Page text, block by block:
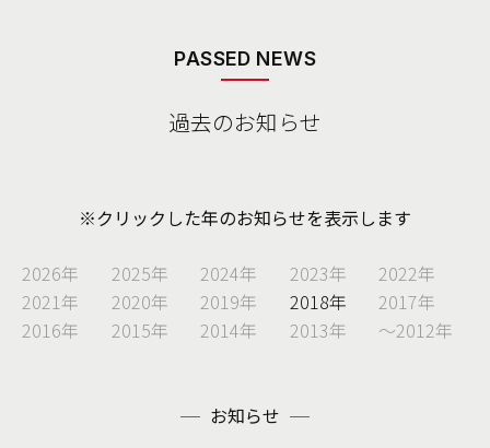
PASSED NEWS
過去のお知らせ
※クリックした年のお知らせを表示します
2026年 2025年 2024年 2023年
2022年
2021年
2020年 2019年 2018年
2017年
2016年
2015年 2014年 2013年 ～2012年
お知らせ